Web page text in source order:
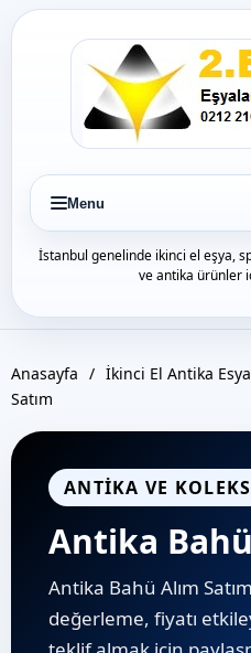
Icerige
Menu
İstanbul genelinde ikinci el eşya,
ve antika ürünler
Anasayfa / İkinci El Antika
Satım
ANTIKA VE
Antika Bahü
Antika Bahü Alım
değerleme, fiyatı